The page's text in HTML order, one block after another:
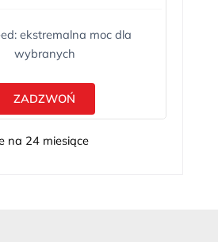
ekstremalna moc dla
wybranych
ZADZWOŃ
na 24 miesiące